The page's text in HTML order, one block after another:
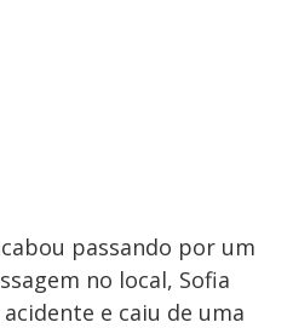
passando por um
no local, Sofia
e caiu de uma